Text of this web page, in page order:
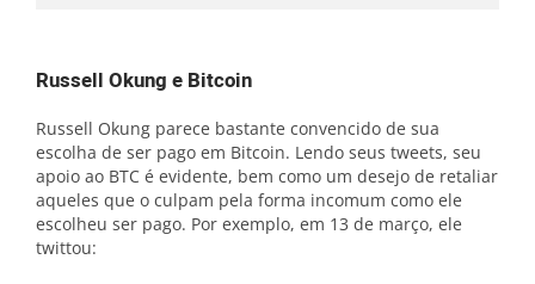
Russell Okung e Bitcoin
Russell Okung parece bastante convencido de sua
escolha de ser pago em Bitcoin. Lendo seus tweets, seu
apoio ao BTC é evidente, bem como um desejo de retaliar
aqueles que o culpam pela forma incomum como ele
escolheu ser pago. Por exemplo, em 13 de março, ele
twittou: